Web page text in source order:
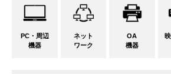
PC・周辺
機器
ネット
ワーク
OA
機器